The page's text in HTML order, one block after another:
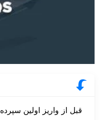
قبل از واریز اولین سپرده CAD